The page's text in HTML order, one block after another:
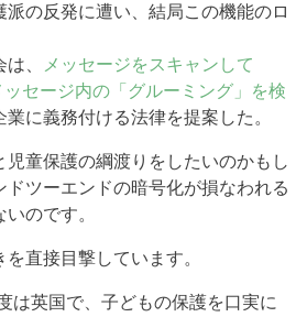
の反発に遭い、結局この機能のロ
、
メッセージをスキャンして
セージ内の「グルーミング」を検
に義務付ける法律を提案した。
童保護の綱渡りをしたいのかもし
ツーエンドの暗号化が損なわれる
のです。
直接目撃しています。
は英国で、子どもの保護を口実に